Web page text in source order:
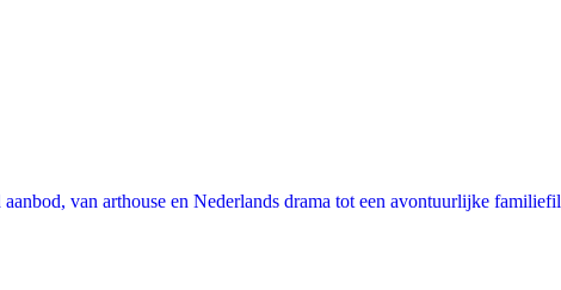
van arthouse en Nederlands drama tot een avontuurlijke